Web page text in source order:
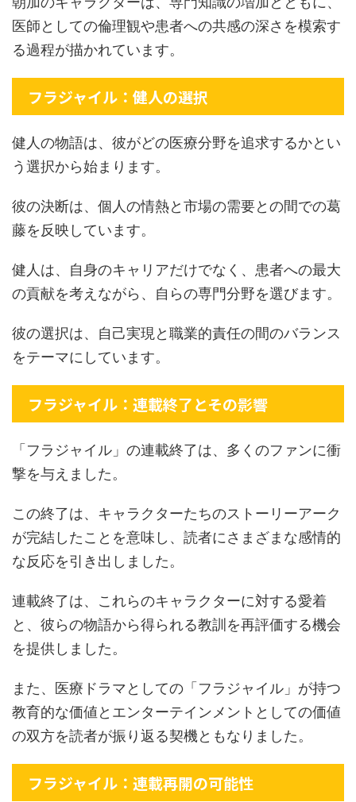
医師としての倫理観や患者への共感の深さを模索す
る過程が描かれています。
フラジャイル：健人の選択
健人の物語は、彼がどの医療分野を追求するかとい
う選択から始まります。
彼の決断は、個人の情熱と市場の需要との間での葛
藤を反映しています。
健人は、自身のキャリアだけでなく、患者への最大
の貢献を考えながら、自らの専門分野を選びます。
彼の選択は、自己実現と職業的責任の間のバランス
をテーマにしています。
フラジャイル：連載終了とその影響
「フラジャイル」の連載終了は、多くのファンに衝
撃を与えました。
この終了は、キャラクターたちのストーリーアーク
が完結したことを意味し、読者にさまざまな感情的
な反応を引き出しました。
連載終了は、これらのキャラクターに対する愛着
と、彼らの物語から得られる教訓を再評価する機会
を提供しました。
また、医療ドラマとしての「フラジャイル」が持つ
教育的な価値とエンターテインメントとしての価値
の双方を読者が振り返る契機ともなりました。
フラジャイル：連載再開の可能性